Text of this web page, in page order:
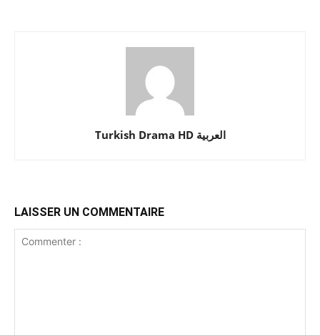
Turkish Drama HD العربية
LAISSER UN COMMENTAIRE